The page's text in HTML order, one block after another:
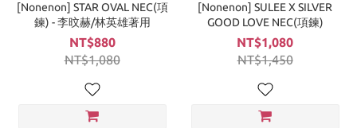
[Nonenon] STAR OVAL NEC(項
鍊) - 李旼赫/林英雄著用
NT$880
NT$1,080
[Nonenon] SULEE X SILVER
GOOD LOVE NEC(項鍊)
NT$1,080
NT$1,450